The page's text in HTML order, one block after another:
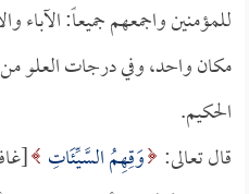
للمؤمنين واجمعهم جميعاً: الآباء
مكان واحد، وفي درجات العلو من
الحكيم.
قال تعالى: وَقِهِمُ السَّيِّئَاتِ